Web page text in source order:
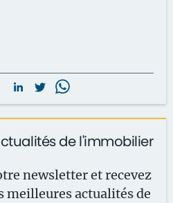
de l'immobilier
newsletter et recevez
meilleures actualités de